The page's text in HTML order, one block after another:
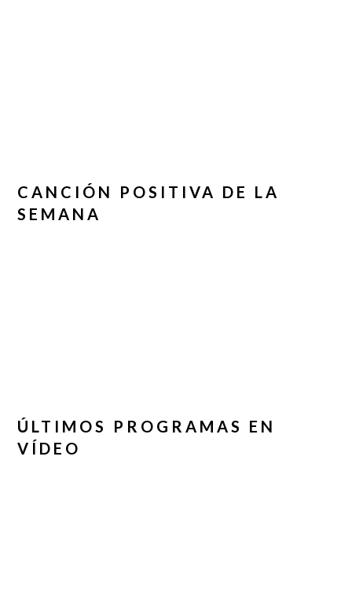
CANCIÓN POSITIVA DE LA
SEMANA
ÚLTIMOS PROGRAMAS EN
VÍDEO